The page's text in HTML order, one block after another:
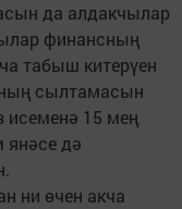
да алдакчылар
финансның
табыш китерүен
сылтамасын
исеменә 15 мең
янәсе дә
ни өчен акча